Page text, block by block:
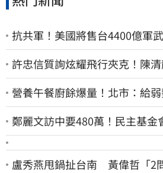
抗共軍！美國將售台4400億軍武
許忠信質詢炫耀飛行夾克！陳
營養午餐廚餘爆量！北市：給
鄭麗文訪中要480萬！民主基金
盧秀燕甩鍋扯台南 黃偉哲「2